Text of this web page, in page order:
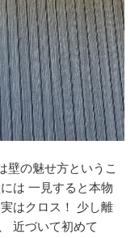
壁の魅せ方というこ
は 一見すると本物
はクロス！ 少し離
近づいて初めて